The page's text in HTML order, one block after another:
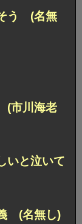
う (名無
(市川海老
いと泣いて
(名無し)